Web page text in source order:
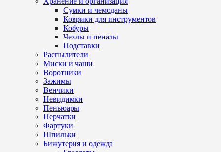
Сумки и чемоданы
Коврики для инструментов
Кобуры
Чехлы и пеналы
Подставки
Распылители
Миски и чаши
Воротники
Зажимы
Венчики
Невидимки
Пеньюары
Перчатки
Фартуки
Шпильки
Бижутерия и одежда